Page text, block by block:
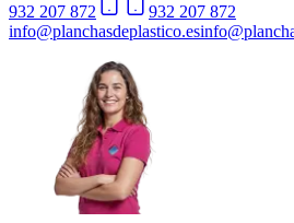
932 207 872
932 207 872
info@planchasdeplastico.es